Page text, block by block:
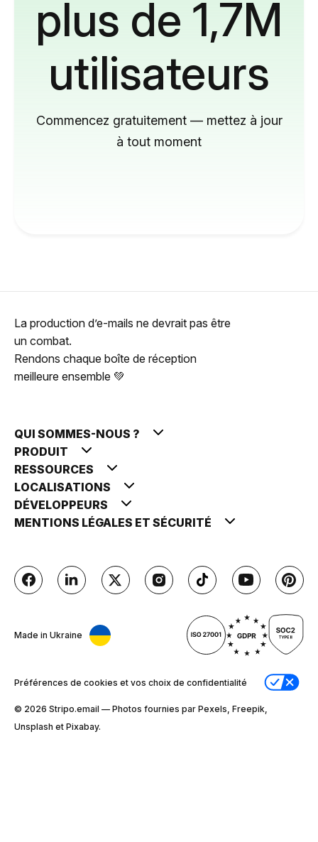
plus de 1,7M
utilisateurs
Commencez gratuitement — mettez à jour
à tout moment
La production d’e-mails ne devrait pas être
un combat.
Rendons chaque boîte de réception
meilleure ensemble 💚
QUI SOMMES-NOUS ?
PRODUIT
RESSOURCES
LOCALISATIONS
DÉVELOPPEURS
MENTIONS LÉGALES ET SÉCURITÉ
Made in Ukraine
Préférences de cookies et vos choix de confidentialité
© 2026 Stripо.email — Photos fournies par Pexels, Freepik,
Unsplash et Pixabay.